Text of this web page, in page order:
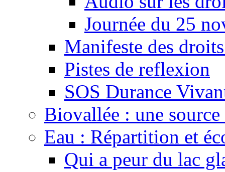
Journée du 25
Manifeste des
Pistes de reflexion
SOS Durance
Biovallée : une
Eau : Répartition et
Qui a peur du lac